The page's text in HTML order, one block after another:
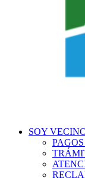
SOY